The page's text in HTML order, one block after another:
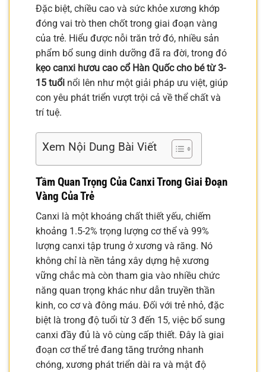
Đặc biệt, chiều cao và sức khỏe xương khớp
đóng vai trò then chốt trong giai đoạn vàng
của trẻ. Hiểu được nỗi trăn trở đó, nhiều sản
phẩm bổ sung dinh dưỡng đã ra đời, trong đó
kẹo canxi hươu cao cổ Hàn Quốc cho bé từ 3-
15 tuổi nổi lên như một giải pháp ưu việt, giúp
con yêu phát triển vượt trội cả về thể chất và
trí tuệ.
Xem Nội Dung Bài Viết
Tầm Quan Trọng Của Canxi Trong Giai Đoạn
Vàng Của Trẻ
Canxi là một khoáng chất thiết yếu, chiếm
khoảng 1.5-2% trọng lượng cơ thể và 99%
lượng canxi tập trung ở xương và răng. Nó
không chỉ là nền tảng xây dựng hệ xương
vững chắc mà còn tham gia vào nhiều chức
năng quan trọng khác như dẫn truyền thần
kinh, co cơ và đông máu. Đối với trẻ nhỏ, đặc
biệt là trong độ tuổi từ 3 đến 15, việc bổ sung
canxi đầy đủ là vô cùng cấp thiết. Đây là giai
đoạn cơ thể trẻ đang tăng trưởng nhanh
chóng, xương phát triển dài ra và mật độ